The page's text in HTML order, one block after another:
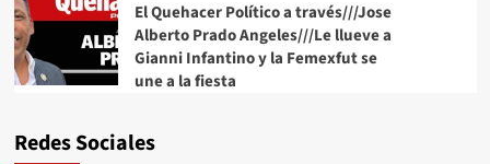
El Quehacer Político a través///Jose
Alberto Prado Angeles///Le llueve a
Gianni Infantino y la Femexfut se
une a la fiesta
Redes Sociales